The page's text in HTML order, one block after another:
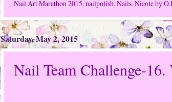
Nail Art Marathon 2015,nailpolish,Nails,Nicole by
Saturday, May 2, 2015
Nail Team Challenge-16.